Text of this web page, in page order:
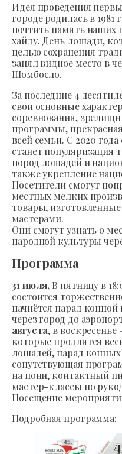
Идея проведения
городе родилась в 1981
почтить память наших
хайду. День лошади,
целью сохранения
занял видное место в
Шомбосло.
За последние 4
свои основные
соревнования,
программы,
всей семьи. С 2020
станет популяризация
пород лошадей и
также укрепление
Посетители смогут
местных мелких
товары,
мастерами.
Они смогут узнать о
народной культуры
Программа
31 июля, В пятницу в
состоится
начнётся парад
через город до
августа, в
которые продлятся
лошадей, парад
сопутствующая
на пони, контактный
мастер-классы по
Посещение
Подробная программа: